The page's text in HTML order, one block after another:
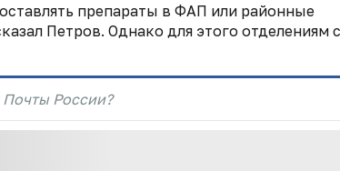
препараты в ФАП или районные
Петров. Однако для этого отделениям
России?